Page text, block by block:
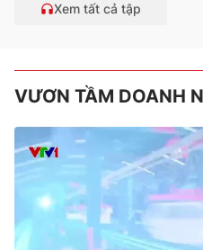
Xem tất cả tập
VƯƠN TẦM DOANH